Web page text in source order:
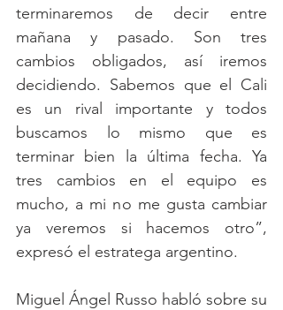
terminaremos de decir entre
mañana y pasado. Son tres
cambios obligados, así iremos
decidiendo. Sabemos que el Cali
es un rival importante y todos
buscamos lo mismo que es
terminar bien la última fecha. Ya
tres cambios en el equipo es
mucho, a mi no me gusta cambiar
ya veremos si hacemos otro”,
expresó el estratega argentino.
Miguel Ángel Russo habló sobre su